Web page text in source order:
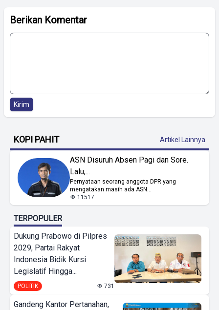
Berikan Komentar
Kirim
KOPI PAHIT Artikel Lainnya
ASN Disuruh Absen Pagi dan Sore.
Lalu,...
Pernyataan seorang anggota DPR yang
mengatakan masih ada ASN...
11517
TERPOPULER
Dukung Prabowo di Pilpres
2029, Partai Rakyat
Indonesia Bidik Kursi
Legislatif Hingga...
POLITIK 731
Gandeng Kantor Pertanahan,